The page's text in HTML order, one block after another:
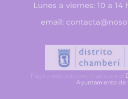
Lunes a viernes: 10 a 14
email:
Página web subvencionada por el
Ayuntamiento de